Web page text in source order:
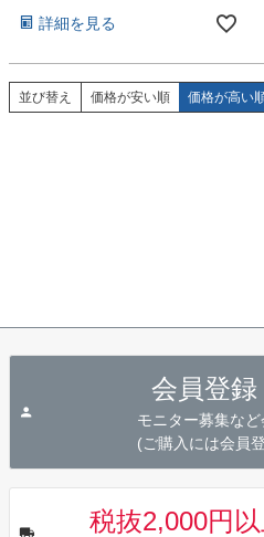
詳細を見る
並び替え 価格が安い順 価格が高い
会員登録
モニター募集な
(ご購入には会員
税抜2,000円